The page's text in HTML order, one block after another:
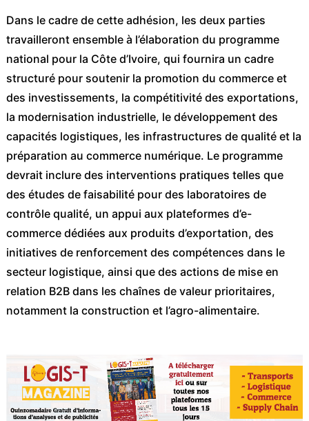
Dans le cadre de cette adhésion, les deux parties
travailleront ensemble à l’élaboration du programme
national pour la Côte d’Ivoire, qui fournira un cadre
structuré pour soutenir la promotion du commerce et
des investissements, la compétitivité des exportations,
la modernisation industrielle, le développement des
capacités logistiques, les infrastructures de qualité et la
préparation au commerce numérique. Le programme
devrait inclure des interventions pratiques telles que
des études de faisabilité pour des laboratoires de
contrôle qualité, un appui aux plateformes d’e-
commerce dédiées aux produits d’exportation, des
initiatives de renforcement des compétences dans le
secteur logistique, ainsi que des actions de mise en
relation B2B dans les chaînes de valeur prioritaires,
notamment la construction et l’agro-alimentaire.